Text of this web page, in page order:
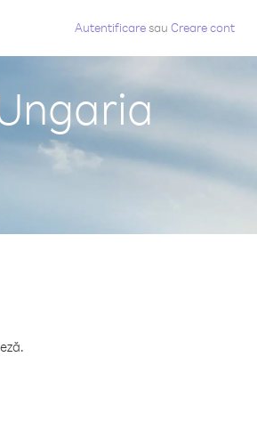
Autentificaresau Creare cont